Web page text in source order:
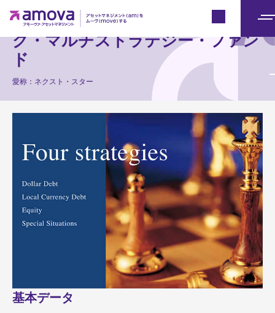
ニ
日興・アッシュモア・グローイン
グ・マルチストラテジー・ファン
ド
愛称：ネクスト・スター
基本データ